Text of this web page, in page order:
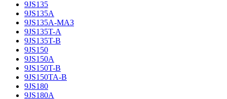
9JS135
9JS135A
9JS135A-МАЗ
9JS135T-A
9JS135T-B
9JS150
9JS150A
9JS150T-B
9JS150TA-B
9JS180
9JS180A